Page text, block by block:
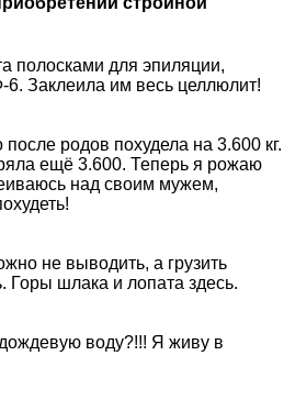
полосками для эпиляции,
Заклеила им весь целлюлит!
родов похудела на 3.600 кг.
ещё 3.600. Теперь я рожаю
над своим мужем,
не выводить, а грузить
Горы шлака и лопата здесь.
дождевую воду?!!! Я живу в